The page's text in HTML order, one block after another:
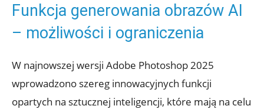
Funkcja generowania obrazów AI
– możliwości i ograniczenia
W najnowszej wersji Adobe Photoshop 2025
wprowadzono szereg innowacyjnych funkcji
opartych na sztucznej inteligencji, które mają na celu